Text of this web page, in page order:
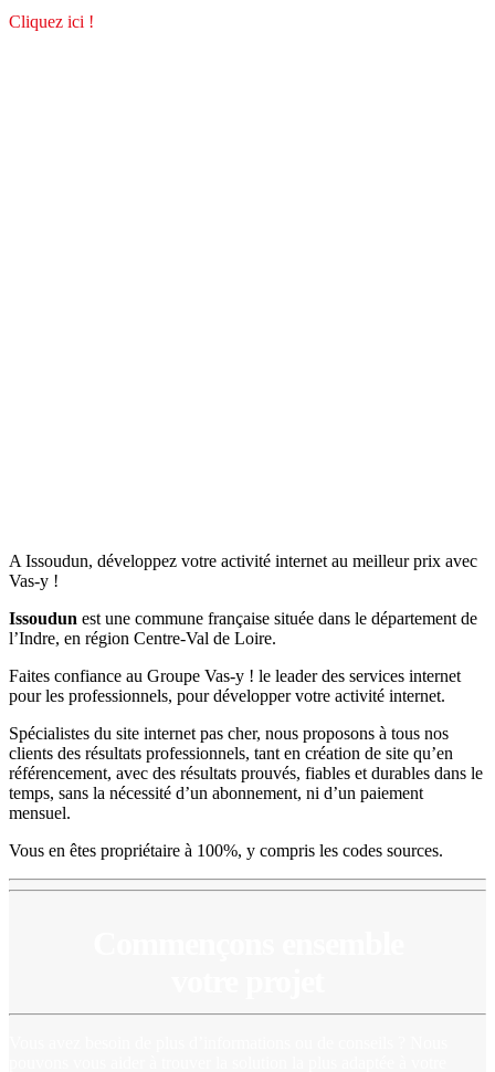
Cliquez ici !
A Issoudun, développez votre activité internet au meilleur prix avec
Vas-y !
Issoudun est une commune française située dans le département de
l’Indre, en région Centre-Val de Loire.
Faites confiance au Groupe Vas-y ! le leader des services internet
pour les professionnels, pour développer votre activité internet.
Spécialistes du site internet pas cher, nous proposons à tous nos
clients des résultats professionnels, tant en création de site qu’en
référencement, avec des résultats prouvés, fiables et durables dans le
temps, sans la nécessité d’un abonnement, ni d’un paiement
mensuel.
Vous en êtes propriétaire à 100%, y compris les codes sources.